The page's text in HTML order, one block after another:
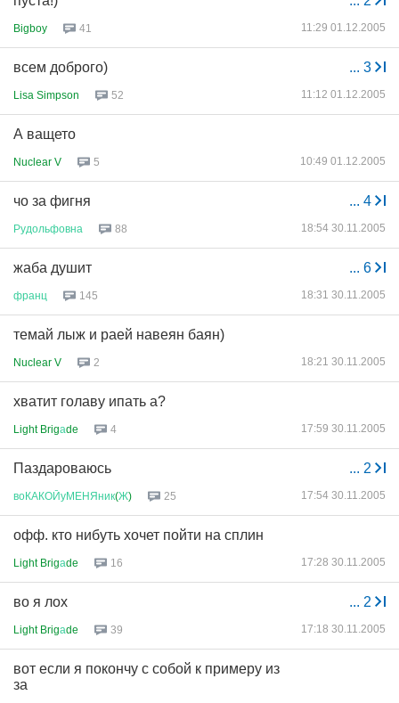
Bigboy 41 11:29 01.12.2005
... 3
всем доброго)
Lisa Simpson 52 11:12 01.12.2005
А ващето
Nuclear V 5 10:49 01.12.2005
... 4
чо за фигня
Рудольфовна 88 18:54 30.11.2005
... 6
жаба душит
франц 145 18:31 30.11.2005
темай лыж и раей навеян баян)
Nuclear V 2 18:21 30.11.2005
хватит голаву ипать а?
Light Brigаde 4 17:59 30.11.2005
... 2
Паздароваюсь
воКАКОЙуМЕНЯник(Ж) 25 17:54 30.11.2005
офф. кто нибуть хочет пойти на сплин
Light Brigаde 16 17:28 30.11.2005
... 2
во я лох
Light Brigаde 39 17:18 30.11.2005
вот если я покончу с собой к примеру из
за